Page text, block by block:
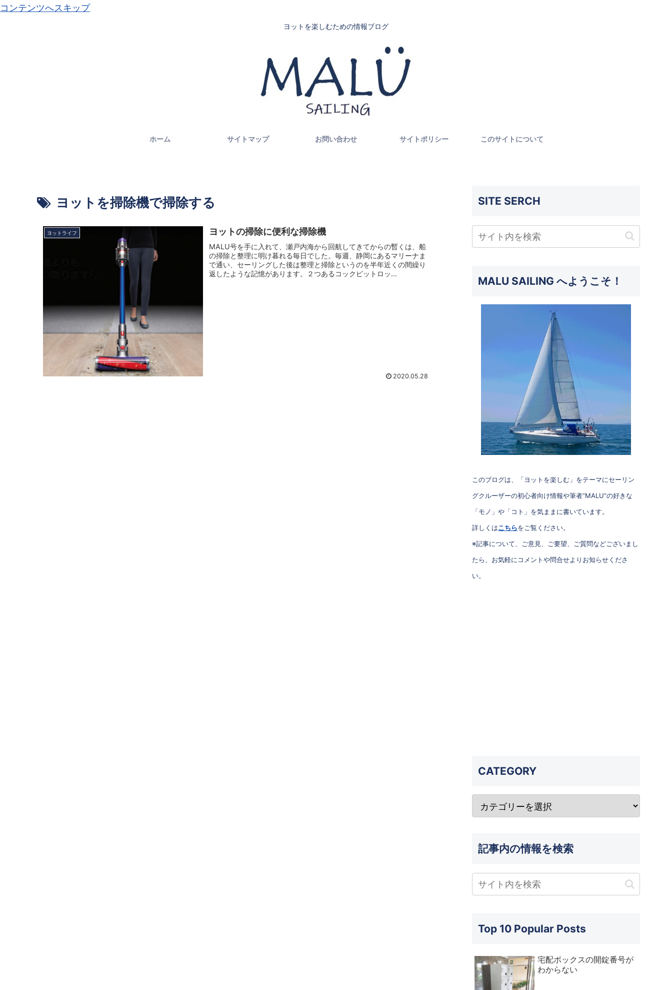
コンテンツへスキップ
ヨットを楽しむための情報ブログ
ホーム サイトマップ お問い合わせ サイトポリシー このサイトについて
ヨットを掃除機で掃除する
ヨットライフ ヨットの掃除に便利な掃除機
MALU号を手に入れて、瀬戸内海から回航してきてからの暫くは、船
の掃除と整理に明け暮れる毎日でした。毎週、静岡にあるマリーナま
で通い、セーリングした後は整理と掃除というのを半年近くの間繰り
返したような記憶があります。２つあるコックピットロッ...
2020.05.28
SITE SERCH
MALU SAILING へようこそ！
このブログは、「ヨットを楽しむ」をテーマにセーリン
グクルーザーの初心者向け情報や筆者”MALU”の好きな
「モノ」や「コト」を気ままに書いています。
詳しくはこちらをご覧ください。
※記事について、ご意見、ご要望、ご質問などございまし
たら、お気軽にコメントや問合せよりお知らせくださ
い。
CATEGORY
記事内の情報を検索
Top 10 Popular Posts
宅配ボックスの開錠番号が
わからない